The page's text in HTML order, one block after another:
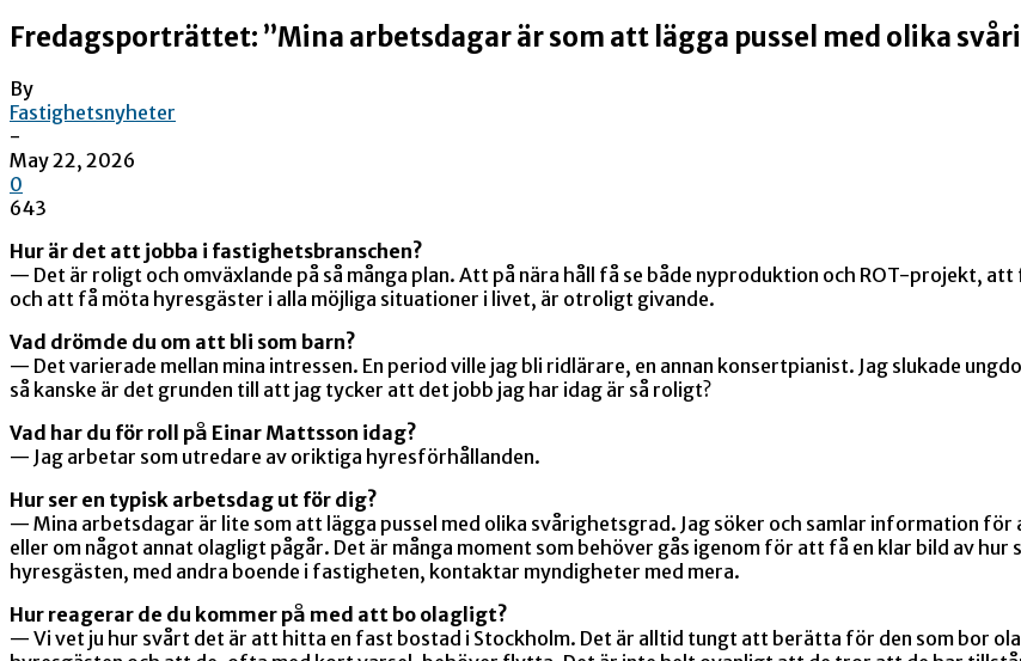
Fredagsporträttet: ”Mina arbetsdagar är som att lägga pussel med olika
By
Fastighetsnyheter
-
May 22, 2026
0
643
Hur är det att jobba i fastighetsbranschen?
— Det är roligt och omväxlande på så många plan. Att på nära håll få se både nyproduktion och ROT-projekt,
och att få möta hyresgäster i alla möjliga situationer i livet, är otroligt givande.
Vad drömde du om att bli som barn?
— Det varierade mellan mina intressen. En period ville jag bli ridlärare, en annan konsertpianist. Jag slukade
så kanske är det grunden till att jag tycker att det jobb jag har idag är så roligt?
Vad har du för roll på Einar Mattsson idag?
— Jag arbetar som utredare av oriktiga hyresförhållanden.
Hur ser en typisk arbetsdag ut för dig?
— Mina arbetsdagar är lite som att lägga pussel med olika svårighetsgrad. Jag söker och samlar information
eller om något annat olagligt pågår. Det är många moment som behöver gås igenom för att få en klar bild av
hyresgästen, med andra boende i fastigheten, kontaktar myndigheter med mera.
Hur reagerar de du kommer på med att bo olagligt?
— Vi vet ju hur svårt det är att hitta en fast bostad i Stockholm. Det är alltid tungt att berätta för den som bor